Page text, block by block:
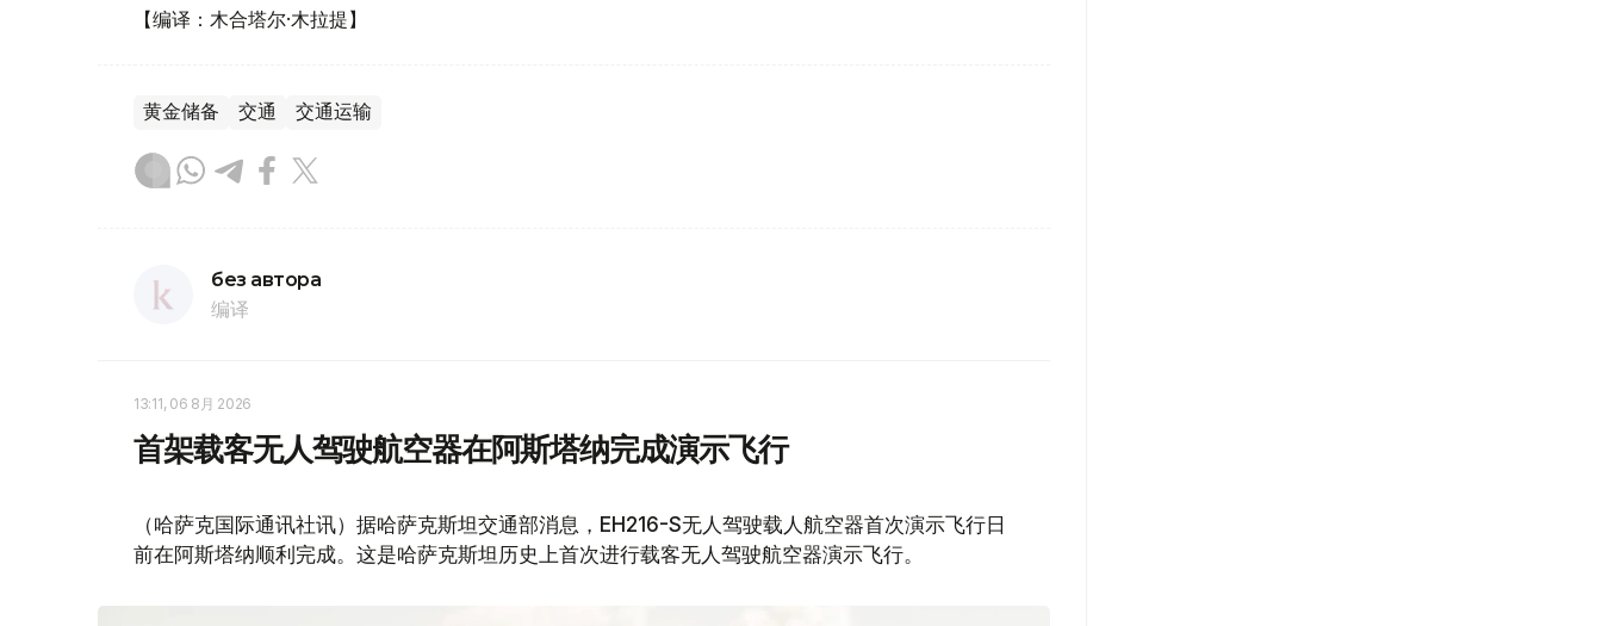
【编译：木合塔尔·木拉提】
黄金储备 交通 交通运输
без автора
编译
13:11, 06 8月 2026
首架载客无人驾驶航空器在阿斯塔纳完成演示飞行
（哈萨克国际通讯社讯）据哈萨克斯坦交通部消息，EH216-S无人驾驶载人航空器首次演示飞行日
前在阿斯塔纳顺利完成。这是哈萨克斯坦历史上首次进行载客无人驾驶航空器演示飞行。